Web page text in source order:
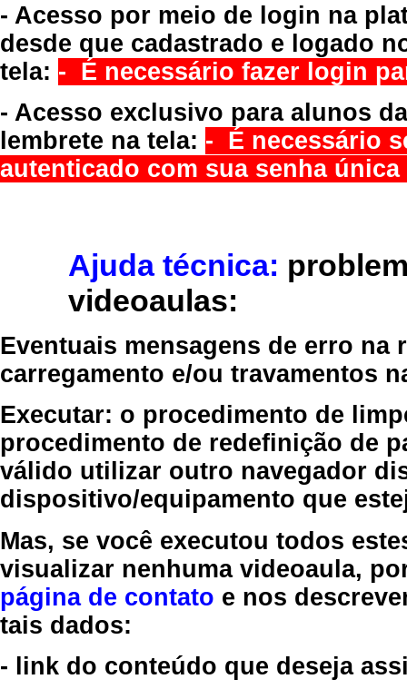
- Acesso por meio de login na
desde que cadastrado e logado
tela: - É necessário fazer login
- Acesso exclusivo para alunos
lembrete na tela: - É necessário
autenticado com sua senha
Ajuda técnica:
videoaulas:
Eventuais mensagens de erro
carregamento e/ou travamentos
Executar: o procedimento de
procedimento de redefinição de
válido utilizar outro navegador
dispositivo/equipamento que
Mas, se você executou todos
visualizar nenhuma videoaula,
página de contato e nos
tais dados:
- link do conteúdo que deseja